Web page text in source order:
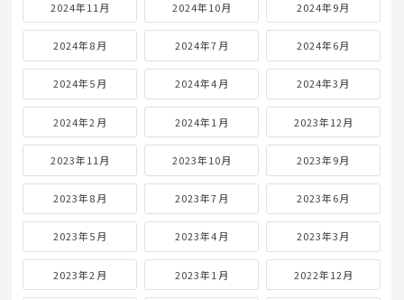
2024年11月 2024年10月 2024年9月
2024年8月 2024年7月 2024年6月
2024年5月 2024年4月 2024年3月
2024年2月 2024年1月 2023年12月
2023年11月 2023年10月 2023年9月
2023年8月 2023年7月 2023年6月
2023年5月 2023年4月 2023年3月
2023年2月 2023年1月 2022年12月